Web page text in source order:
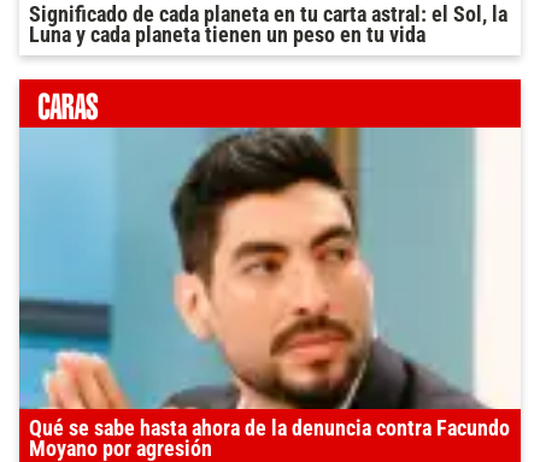
Significado de cada planeta en tu carta astral: el Sol, la
Luna y cada planeta tienen un peso en tu vida
Qué se sabe hasta ahora de la denuncia contra Facundo
Moyano por agresión